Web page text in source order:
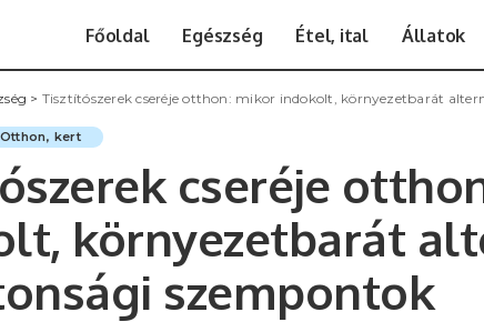
Főoldal Egészség Étel, ital Állatok
> Tisztítószerek cseréje otthon: mikor indokolt, környezetbarát
Otthon, kert
cseréje
környezetbarát
szempontok